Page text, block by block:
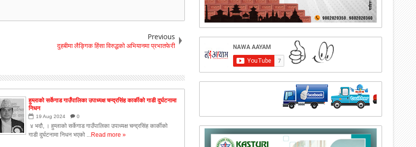
Previous
दुहबीमा लैङ्गिक हिंसा विरुद्धको अभियानमा प्रभातफेरी
हुम्लाको सर्केगाड गाउँपालिका उपाध्यक्ष चन्द्रसिंह कार्कीको गाडी दुर्घटनामा
निधन
19 Aug 2024 0
४ भदौ, । हुम्लाको सर्केगाड गाउँपालिका उपाध्यक्ष चन्द्रसिंह कार्कीको
गाडी दुर्घटनामा निधन भएको ... Read more »